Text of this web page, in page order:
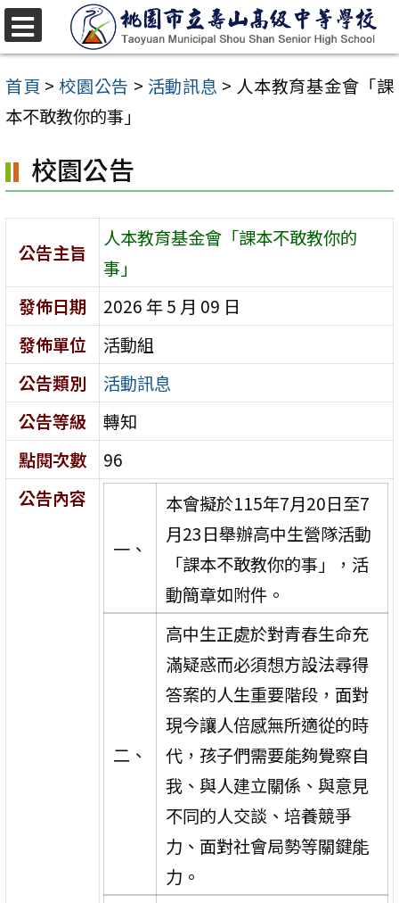
跳
至
主
要
容
區
首頁 > 校園公告 > 活動訊息 > 人本教育基金會「課
本不敢教你的事」
校園公告
公告主旨
人本教育基金會「課本不敢教你的
事」
發佈日期
2026 年 5 月 09 日
發佈單位
活動組
公告類別
活動訊息
公告等級
轉知
點閱次數
96
公告內容
一、
本會擬於115年7月20日至7
月23日舉辦高中生營隊活動
「課本不敢教你的事」，活
動簡章如附件。
二、
高中生正處於對青春生命充
滿疑惑而必須想方設法尋得
答案的人生重要階段，面對
現今讓人倍感無所適從的時
代，孩子們需要能夠覺察自
我、與人建立關係、與意見
不同的人交談、培養競爭
力、面對社會局勢等關鍵能
力。
選
單